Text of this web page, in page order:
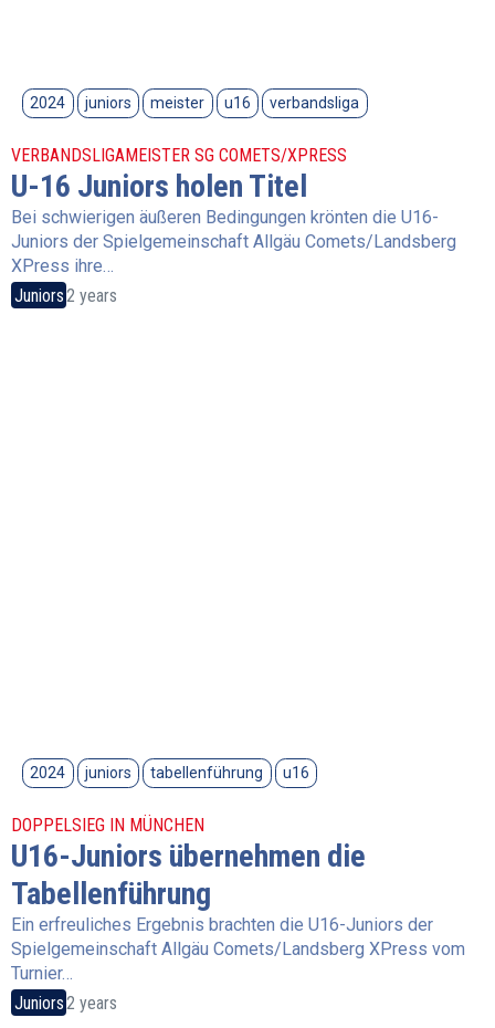
2024 juniors meister u16 verbandsliga
VERBANDSLIGAMEISTER SG COMETS/XPRESS
U-16 Juniors holen Titel
Bei schwierigen äußeren Bedingungen krönten die U16-
Juniors der Spielgemeinschaft Allgäu Comets/Landsberg
XPress ihre…
Juniors2 years
2024 juniors tabellenführung u16
DOPPELSIEG IN MÜNCHEN
U16-Juniors übernehmen die
Tabellenführung
Ein erfreuliches Ergebnis brachten die U16-Juniors der
Spielgemeinschaft Allgäu Comets/Landsberg XPress vom
Turnier…
Juniors2 years